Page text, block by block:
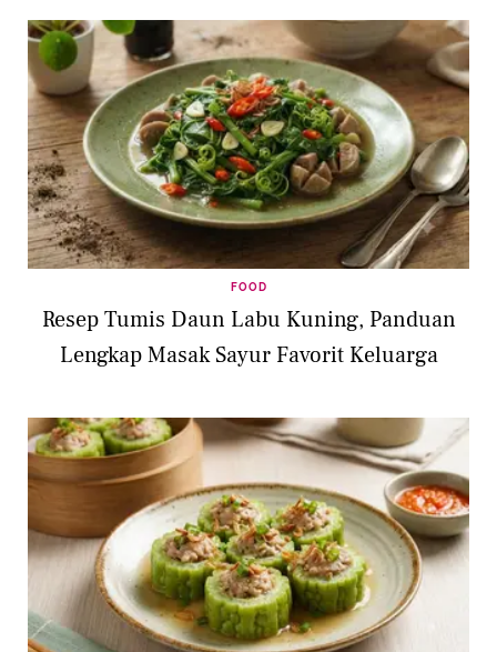
FOOD
Resep Tumis Daun Labu Kuning, Panduan
Lengkap Masak Sayur Favorit Keluarga